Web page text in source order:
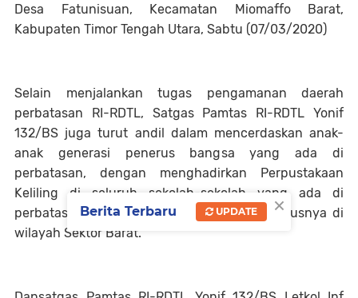
Desa Fatunisuan, Kecamatan Miomaffo Barat,
Kabupaten Timor Tengah Utara, Sabtu (07/03/2020)
Selain menjalankan tugas pengamanan daerah
perbatasan RI-RDTL, Satgas Pamtas RI-RDTL Yonif
132/BS juga turut andil dalam mencerdaskan anak-
anak generasi penerus bangsa yang ada di
perbatasan, dengan menghadirkan Perpustakaan
Keliling di seluruh sekolah-sekolah yang ada di
perbatasan Indonesia dan Timor Leste khususnya di
wilayah Sektor Barat.
×
Berita Terbaru UPDATE